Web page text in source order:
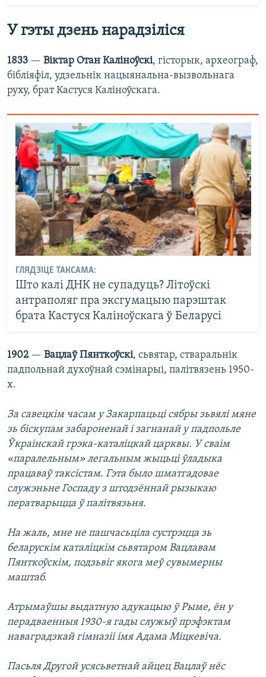
У гэты дзень нарадзіліся
1833 — Віктар Отан Каліноўскі, гісторык, археограф,
бібліяфіл, удзельнік нацыянальна-вызвольнага
руху, брат Кастуся Каліноўскага.
ГЛЯДЗІЦЕ ТАКСАМА:
Што калі ДНК не супадуць? Літоўскі
антраполяг пра эксгумацыю парэштак
брата Кастуся Каліноўскага ў Беларусі
1902 — Вацлаў Пянткоўскі, сьвятар, стваральнік
падпольнай духоўнай сэмінарыі, палітвязень 1950-
х.
За савецкім часам у Закарпацьці сябры зьвялі мяне
зь біскупам забароненай і загнанай у падпольле
Ўкраінскай грэка-каталіцкай царквы. У сваім
«паралельным» легальным жыцьці ўладыка
працаваў таксістам. Гэта было шматгадовае
служэньне Госпаду з штодзённай рызыкаю
ператварыцца ў палітвязьня.
На жаль, мне не пашчасьціла сустрэцца зь
беларускім каталіцкім сьвятаром Вацлавам
Пянткоўскім, подзьвіг якога меў сувымерны
маштаб.
Атрымаўшы выдатную адукацыю ў Рыме, ён у
перадваенныя 1930-я гады служыў прэфэктам
наваградзкай гімназіі імя Адама Міцкевіча.
Пасьля Другой усясьветнай айцец Вацлаў нёс